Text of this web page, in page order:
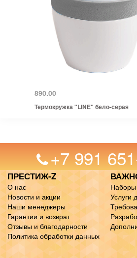
890.00
Термокружка "LINE" бело-серая
+7 991
ПРЕСТИЖ-Z
О нас
Новости и акции
Наши менеджеры
Гарантии и возврат
Отзывы и благодарности
Политика обработки данных
Наборы
Услуги